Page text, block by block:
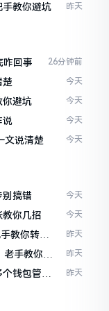
教你避坑 昨天
咋回事 26分钟前
楚 今天
避坑 今天
说 今天
文说清楚 今天
搞错 今天
你几招 今天
教你转成
昨天
手教你咋
昨天
钱包管理
昨天